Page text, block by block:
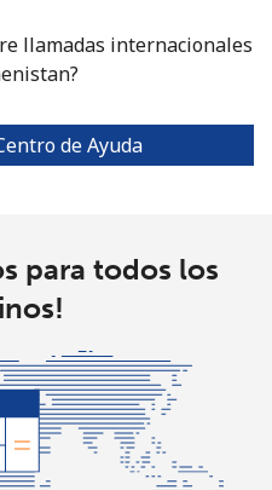
16 min por ⁦$5⁩
14 min por ⁦$5⁩ -
2 min por ⁦$5⁩
llamadas internacionales
de Ayuda
para todos los